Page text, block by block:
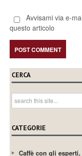
Avvisami via e-
questo articolo
CERCA
CATEGORIE
Caffè con gli